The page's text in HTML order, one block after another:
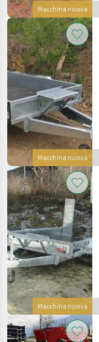
Macchina nuova
Macchina nuova
Macchina nuova